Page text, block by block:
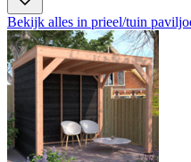
Bekijk alles in prieel/tuin